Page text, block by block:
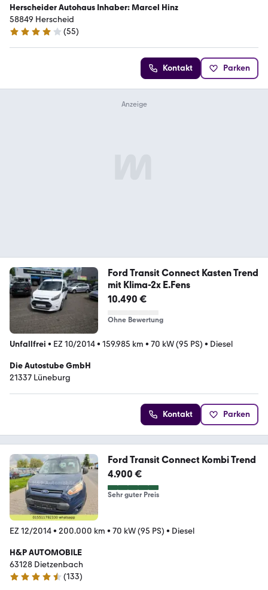
Herscheider Autohaus Inhaber: Marcel Hinz
58849 Herscheid
4.2 Sterne
(55)
Kontakt Parken
Ford Transit Connect Kasten Trend
mit Klima-2x E.Fens
10.490 €
Ohne Bewertung
Unfallfrei • EZ 10/2014• 159.985 km • 70 kW (95 PS) • Diesel
Die Autostube GmbH
21337 Lüneburg
Kontakt Parken
Ford Transit Connect Kombi Trend
4.900 €
Sehr guter Preis
EZ 12/2014• 200.000 km • 70 kW (95 PS) • Diesel
H&P AUTOMOBILE
63128 Dietzenbach
4.6 Sterne
(133)